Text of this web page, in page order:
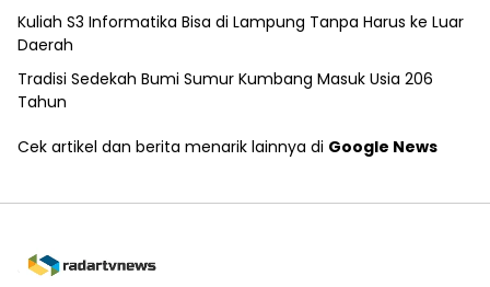
Kuliah S3 Informatika Bisa di Lampung Tanpa Harus ke Luar
Daerah
Tradisi Sedekah Bumi Sumur Kumbang Masuk Usia 206
Tahun
Cek artikel dan berita menarik lainnya di Google News